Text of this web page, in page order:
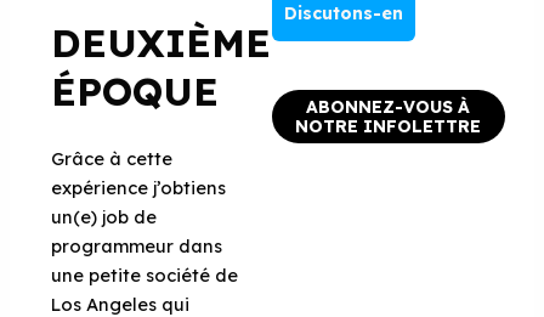
DEUXIÈME
ÉPOQUE
Grâce à cette
expérience j’obtiens
un(e) job de
programmeur dans
une petite société de
Los Angeles qui
Discutons-en
ABONNEZ-VOUS À
NOTRE INFOLETTRE